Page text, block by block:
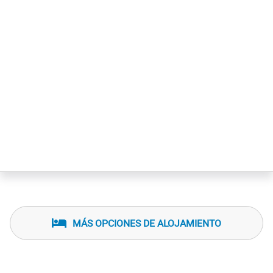
MÁS OPCIONES DE ALOJAMIENTO